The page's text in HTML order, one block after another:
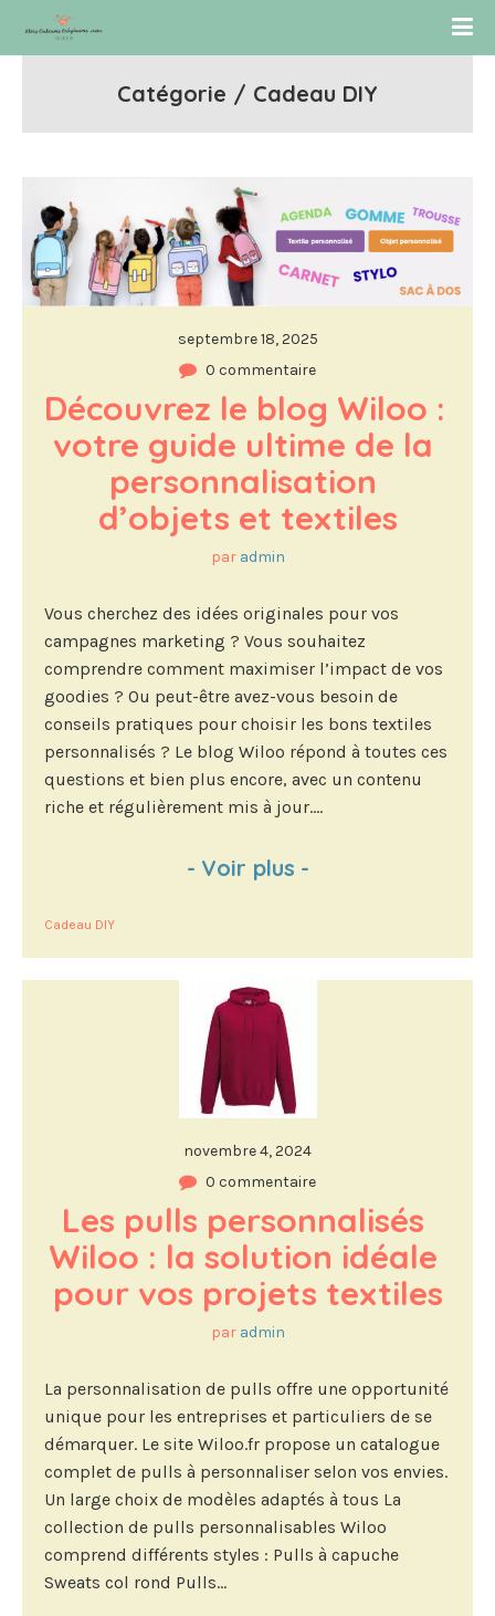
Catégorie / Cadeau DIY
septembre 18, 2025
0 commentaire
Découvrez le blog Wiloo :
votre guide ultime de la
personnalisation
d’objets et textiles
par admin
Vous cherchez des idées originales pour vos
campagnes marketing ? Vous souhaitez
comprendre comment maximiser l’impact de vos
goodies ? Ou peut-être avez-vous besoin de
conseils pratiques pour choisir les bons textiles
personnalisés ? Le blog Wiloo répond à toutes ces
questions et bien plus encore, avec un contenu
riche et régulièrement mis à jour....
- Voir plus -
Cadeau DIY
novembre 4, 2024
0 commentaire
Les pulls personnalisés
Wiloo : la solution idéale
pour vos projets textiles
par admin
La personnalisation de pulls offre une opportunité
unique pour les entreprises et particuliers de se
démarquer. Le site Wiloo.fr propose un catalogue
complet de pulls à personnaliser selon vos envies.
Un large choix de modèles adaptés à tous La
collection de pulls personnalisables Wiloo
comprend différents styles : Pulls à capuche
Sweats col rond Pulls...